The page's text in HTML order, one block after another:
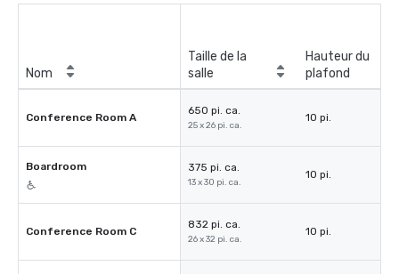
Nom
Taille de la
salle
Hauteur du
plafond
Conference Room A
650 pi. ca.
25 x 26 pi. ca.
10 pi.
Boardroom 375 pi. ca.
13 x 30 pi. ca.
10 pi.
Conference Room C
832 pi. ca.
26 x 32 pi. ca.
10 pi.